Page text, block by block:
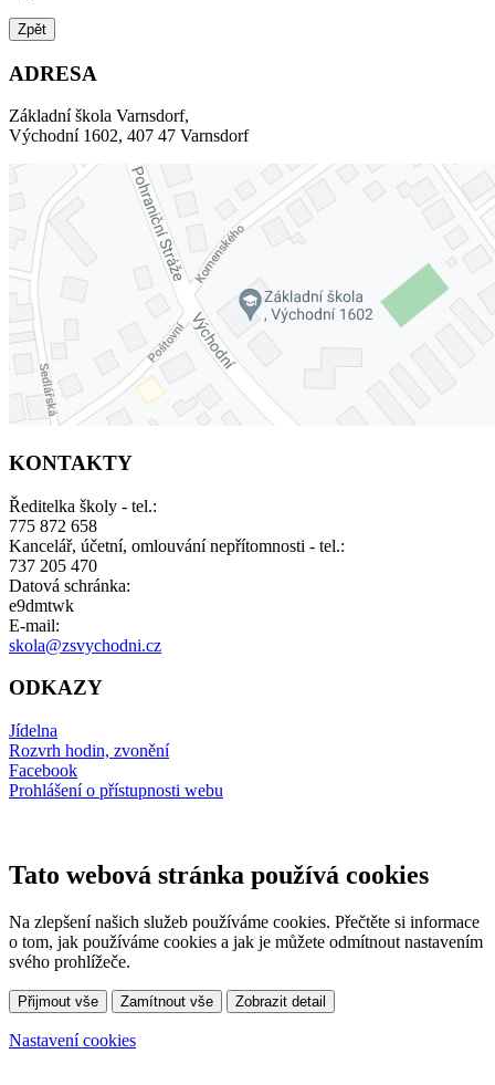
Zpět
ADRESA
Základní škola Varnsdorf,
Východní 1602, 407 47 Varnsdorf
KONTAKTY
Ředitelka školy - tel.:
775 872 658
Kancelář, účetní, omlouvání nepřítomnosti - tel.:
737 205 470
Datová schránka:
e9dmtwk
E-mail:
skola@zsvychodni.cz
ODKAZY
Jídelna
Rozvrh hodin, zvonění
Facebook
Prohlášení o přístupnosti webu
Tato webová stránka používá cookies
Na zlepšení našich služeb používáme cookies. Přečtěte si informace
o tom, jak používáme cookies a jak je můžete odmítnout nastavením
svého prohlížeče.
Přijmout vše Zamítnout vše Zobrazit detail
Nastavení cookies